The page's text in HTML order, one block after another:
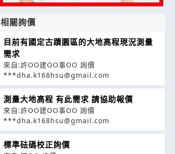
相關詢價
目前有國定古蹟園區的大地高程現況測量
需求
來自:許OO建OO事OO 詢價
***dha.k168hsu@gmail.com
測量大地高程 有此需求 請協助報價
來自:許OO建OO事OO 詢價
***dha.k168hsu@gmail.com
標準砝碼校正詢價